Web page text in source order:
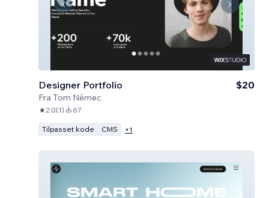
Designer Portfolio
Fra Tom Němec
$20
2.0(1) 67
Tilpasset kode CMS +1